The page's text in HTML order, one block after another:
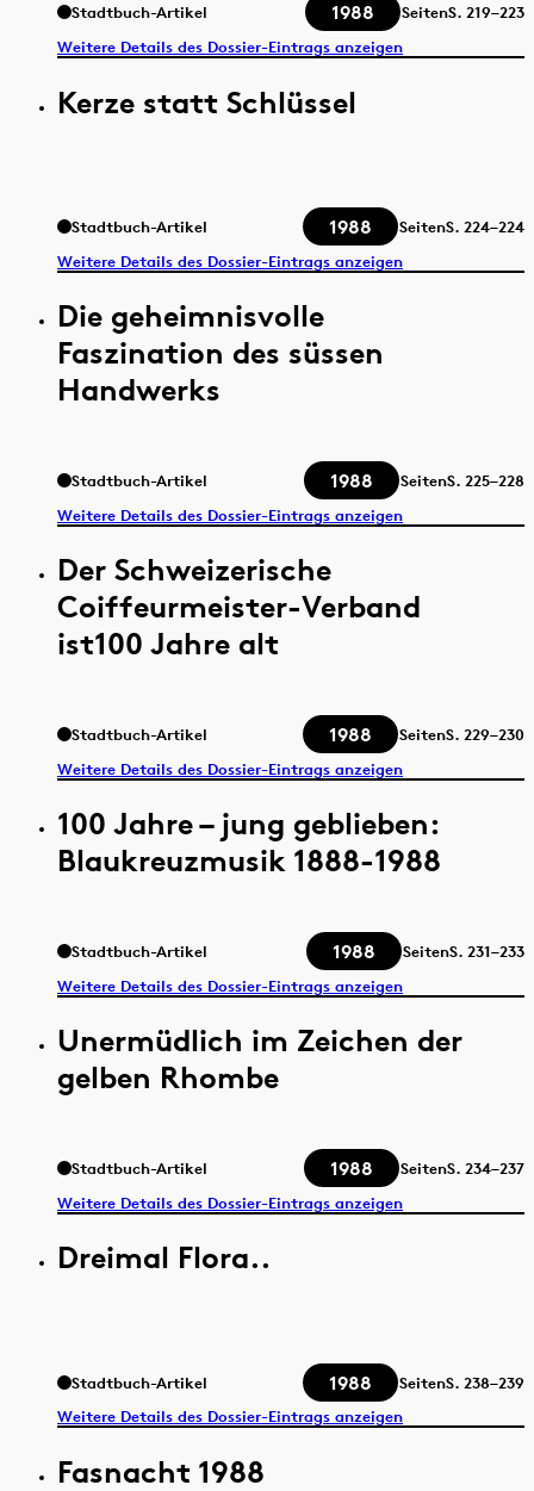
Stadtbuch-Artikel 1988 SeitenS. 219–223
Weitere Details des Dossier-Eintrags anzeigen
Kerze statt Schlüssel
Stadtbuch-Artikel 1988 SeitenS. 224–224
Weitere Details des Dossier-Eintrags anzeigen
Die geheimnisvolle
Faszination des süssen
Handwerks
Stadtbuch-Artikel 1988 SeitenS. 225–228
Weitere Details des Dossier-Eintrags anzeigen
Der Schweizerische
Coiffeurmeister-Verband
ist100 Jahre alt
Stadtbuch-Artikel 1988 SeitenS. 229–230
Weitere Details des Dossier-Eintrags anzeigen
100 Jahre – jung geblieben:
Blaukreuzmusik 1888-1988
Stadtbuch-Artikel 1988 SeitenS. 231–233
Weitere Details des Dossier-Eintrags anzeigen
Unermüdlich im Zeichen der
gelben Rhombe
Stadtbuch-Artikel 1988 SeitenS. 234–237
Weitere Details des Dossier-Eintrags anzeigen
Dreimal Flora..
Stadtbuch-Artikel 1988 SeitenS. 238–239
Weitere Details des Dossier-Eintrags anzeigen
Fasnacht 1988